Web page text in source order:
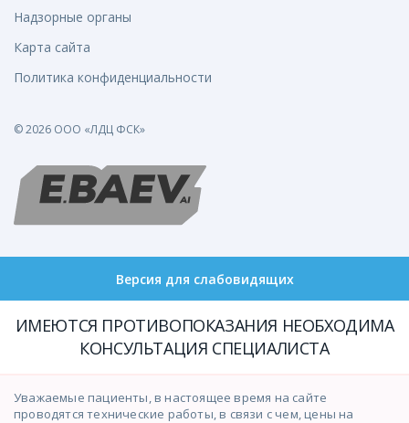
Надзорные органы
Карта сайта
Политика конфиденциальности
© 2026 ООО «ЛДЦ ФСК»
Версия для слабовидящих
ИМЕЮТСЯ ПРОТИВОПОКАЗАНИЯ НЕОБХОДИМА
КОНСУЛЬТАЦИЯ СПЕЦИАЛИСТА
Уважаемые пациенты, в настоящее время на сайте
проводятся технические работы, в связи с чем, цены на